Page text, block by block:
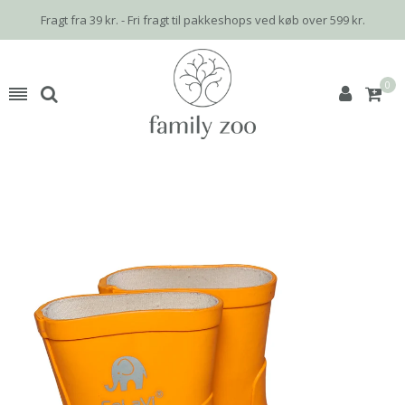
Fragt fra 39 kr. - Fri fragt til pakkeshops ved køb over 599 kr.
0